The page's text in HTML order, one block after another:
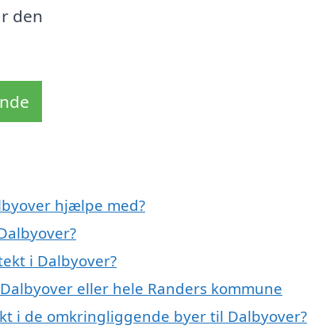
den
hjælpe med?
i Dalbyover?
eller hele Randers kommune
i de omkringliggende byer til Dalbyover?